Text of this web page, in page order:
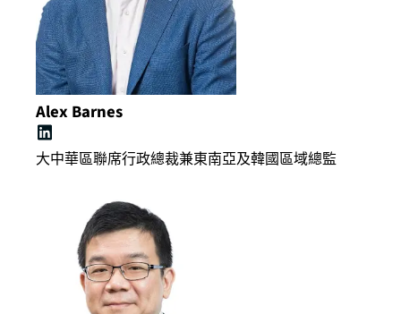
Alex Barnes
大中華區聯席行政總裁兼東南亞及韓國區域總監